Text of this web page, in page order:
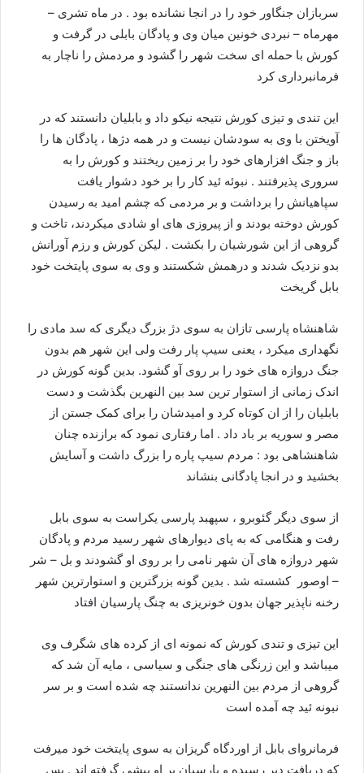
سربازان جنگاور خود را در انجا نشانده بود . در ماه تشری –
مهرماه – نبردی خونین میان وی و پادگان بابلی در گرفت و
کورش با حمله ای سخت شهر را گشود و مردمش را ناچار به
فرمانبرداری کرد
این تندی و تیزی کورش نتیجه نیکو داد و بابلیان دانستند که در
آویختن با وی به سودشان نیست و در همه دژها ، پادگان ها را
باز و جنگ افزارهای خود را بر زمین ریختند و کورش را به
سروری پذیرفتند . نبوئه ئید کار را بر خود دشوار یافت
سپاهیانش را برداشت و بر مردمی که چشم امید به رسیدن
کورش دوخته بودند و از پیروزی های او شادی میکردند، تاخت و
گروهی از این شورشیان را بکشت . لیکن کورش و رزم آورانش
بدو نزدیک شدند و درهمش شکستند و وی به سوی پایتخت خود
بابل گریخت
شاهنشاه پارسی تازان به سوی دژ بزرگ دیگری که سد مادی را
نگهداری میکرد ، یعنی سیپ پار رفت ولی این شهر هم بدون
جنگ دروازه های خود را بر روی آو گشود. بدین گونه کورش در
اندک زمانی از استوار ترین سد بین النهرین بگذشت و دست
بابلیان را از ان کوتاه کرد و امیدشان را برای کمک جستن از
مصر و سوریه بر باد داد . اما رفتاری نمود که برازنده چنان
شاهنشاهی بود : مردم سیپ پاره را بزرگ داشت و آسایش
بخشید و در انجا پادگانی بنشاند
از سوی دیگر گئوبرو ، سپهبد پارسی یکراست به سوی بابل
رفت و هنگامی که به پای دیوارهای شهر رسید مردم و پادگان
شهر دروازه های آن شهر نامی را بر روی او گشودند و بل – شر
– اوصور کشسته شد . بدین گونه بزرگترین و استوارترین شهر
رخنه ناپذیر جهان بدون خونریزی به چنگ پارسیان افتاد
این تیزی و تندی کورش که نمونه ای از کرده های شگرف وی
میباشد و این زرنگی های جنگی و سیاسی ، مایه آن شد که
گروهی از مردم بین النهرین ندانستند چه شده است و بر سر
نبونه ئید چه آمده است
فرمانروای بابل از اوردگاه گریزان به سوی پایتخت خود میرفت
که دریافت دیر رسیده و پارسیان بر او پیشی گرفته اند . پس